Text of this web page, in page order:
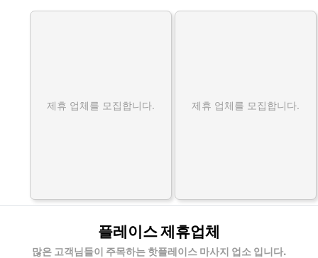
제휴 업체를 모집합니다. 제휴 업체를 모집합니다.
플레이스 제휴업체
많은 고객님들이 주목하는 핫플레이스 마사지 업소 입니다.